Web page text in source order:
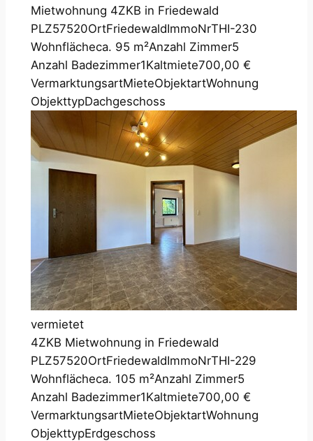
Mietwohnung 4ZKB in Friedewald
PLZ57520OrtFriedewaldImmoNrTHI-230
Wohnflächeca. 95 m²Anzahl Zimmer5
Anzahl Badezimmer1Kaltmiete700,00 €
VermarktungsartMieteObjektartWohnung
ObjekttypDachgeschoss
vermietet
4ZKB Mietwohnung in Friedewald
PLZ57520OrtFriedewaldImmoNrTHI-229
Wohnflächeca. 105 m²Anzahl Zimmer5
Anzahl Badezimmer1Kaltmiete700,00 €
VermarktungsartMieteObjektartWohnung
ObjekttypErdgeschoss